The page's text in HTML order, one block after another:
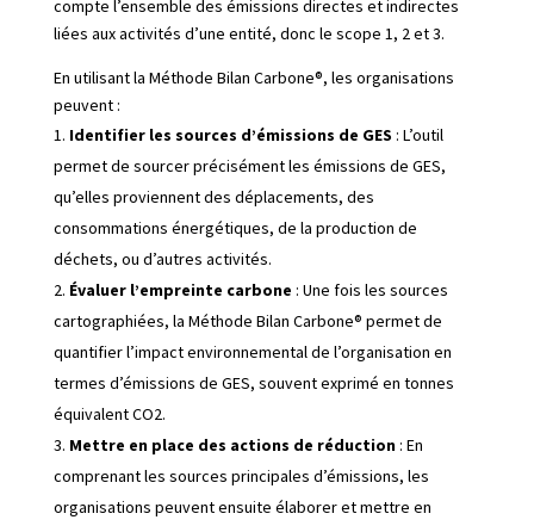
compte l’ensemble des émissions directes et indirectes
liées aux activités d’une entité, donc le scope 1, 2 et 3.
En utilisant la Méthode Bilan Carbone®, les organisations
peuvent :
Identifier les sources d’émissions de GES : L’outil
permet de sourcer précisément les émissions de GES,
qu’elles proviennent des déplacements, des
consommations énergétiques, de la production de
déchets, ou d’autres activités.
Évaluer l’empreinte carbone : Une fois les sources
cartographiées, la Méthode Bilan Carbone® permet de
quantifier l’impact environnemental de l’organisation en
termes d’émissions de GES, souvent exprimé en tonnes
équivalent CO2.
Mettre en place des actions de réduction: En
comprenant les sources principales d’émissions, les
organisations peuvent ensuite élaborer et mettre en